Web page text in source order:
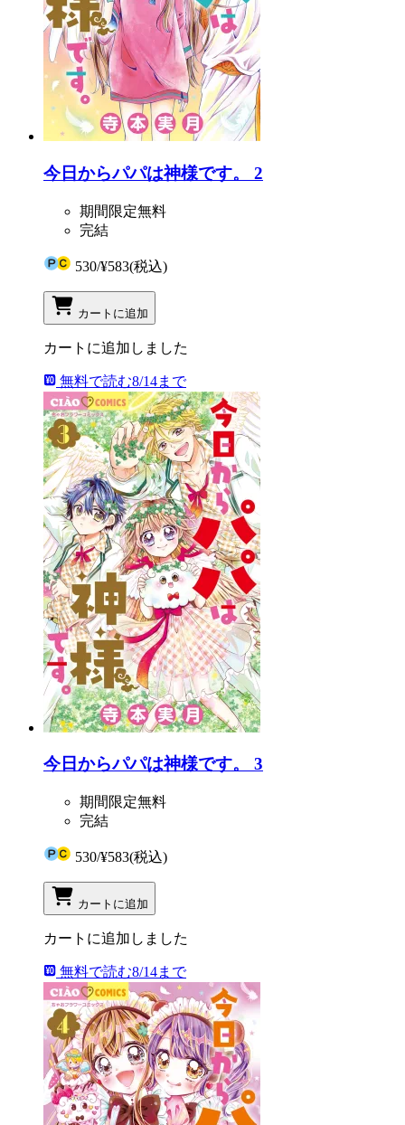
今日からパパは神様です。 2
期間限定無料
完結
530/¥583(税込)
カートに追加
カートに追加しました
無料で読む8/14まで
今日からパパは神様です。 3
期間限定無料
完結
530/¥583(税込)
カートに追加
カートに追加しました
無料で読む8/14まで